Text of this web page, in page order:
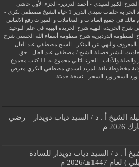
الكبير لسيدي - أحمد الدردير- الجزء الأول حاشي
الحرابة حلقات سيدى الدرير 1
حياة الشيخ مصطفي بكري -
مالك في جميع العبادات و المعاملات و الميراث رفع الالتباس
شرح الخريدة البهية شرح الخريدة البهية في علم التوحيد
المنظومة الدرديرية شرح منظومة أسماء الله الحسنى شرح
والنهي عن المنكر - الشيخ مصطفي عبد العال
البشير فضيلة الشيخ / مصطفى عبد العال - حق
والصلة والآداب - الجزء الثاني مجموع به 11 كتاب
مجموع
مخطوطة بلغة المريد لسيدي مصطفي البكري معرض
ورد السحر ورد السحر - نسخة حديثة
الشيخ أ . د / السيد دياب دويدار – رضي
م
أ . د / السيد دياب دويدار للسادة
2026 م